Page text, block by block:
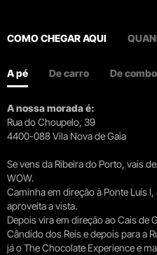
COMO CHEGAR AQUI
A pé De carro De
A nossa morada é:
Rua do Choupelo, 39
4400-088 Vila Nova de Gaia
Se vens da Ribeira do Porto, vais
WOW.
Caminha em direção à Ponte Luís
aproveita a vista.
Depois vira em direção ao Cais de
Cândido dos Reis e depois para a
já o The Chocolate Experience e